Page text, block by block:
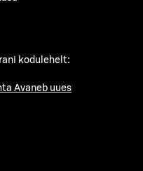
kodulehelt:
Avaneb uues